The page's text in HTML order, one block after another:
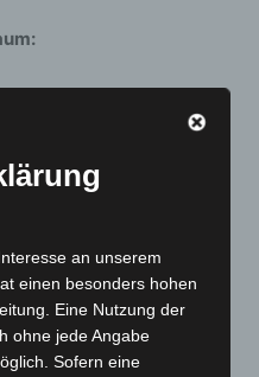
Web-App (erscheint im
(Instagram, Facebook)
an unserem
einen besonders hohen
Eine Nutzung der
ohne jede Angabe
Sofern eine